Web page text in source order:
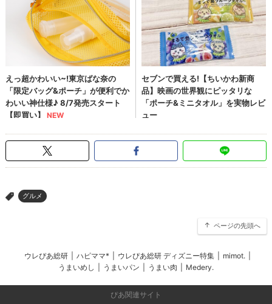
> グルメ
ページの先頭へ
ウレぴあ総研 ハピママ* ウレぴあ総研 ディズニー特集 mimot.
うまいめし
うまいパン うまい肉 Medery.
ぴあ関連サイト